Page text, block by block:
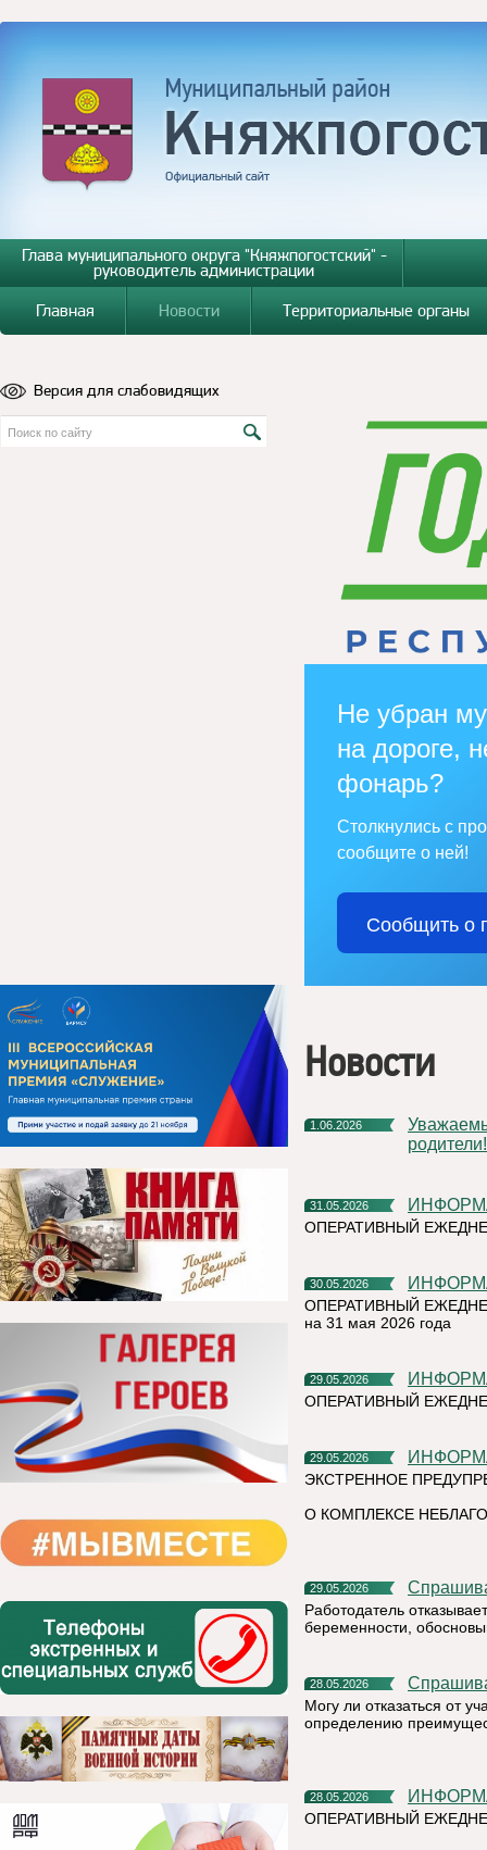
Глава муниципального округа "Княжпогостский" -
руководитель администрации
Главная
Новости Территориальные органы
Версия для слабовидящих
Не убран
на дороге,
фонарь?
Столкнулись с
сообщите о ней!
Сообщить о
Новости
1.06.2026
Уважаемые жители Княжпогостского округа! Дорогие ребята и
родители!
31.05.2026
ОПЕРАТИВНЫЙ
30.05.2026
ОПЕРАТИВНЫЙ
на 31 мая 2026 года
29.05.2026
ОПЕРАТИВНЫЙ
29.05.2026
ЭКСТРЕННОЕ
О КОМПЛЕКСЕ
29.05.2026
Работодатель
беременности,
28.05.2026
Могу ли отказаться от
определению
28.05.2026
ОПЕРАТИВНЫЙ